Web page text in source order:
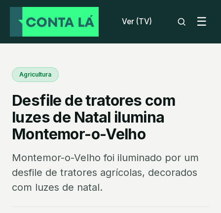
Ver (TV) ☰
Agricultura
Desfile de tratores com
luzes de Natal ilumina
Montemor-o-Velho
Montemor-o-Velho foi iluminado por um
desfile de tratores agrícolas, decorados
com luzes de natal.